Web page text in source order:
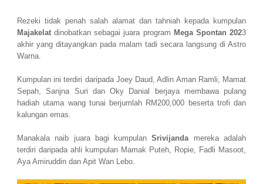
Rezeki tidak penah salah alamat dan tahniah kepada kumpulan
Majakelatdinobatkan sebagai juara program Mega Spontan 2023
akhir yang ditayangkan pada malam tadi secara langsung di Astro
Warna.
Kumpulan ini terdiri daripada Joey Daud, Adlin Aman Ramli, Mamat
Sepah, Sanjna Suri dan Oky Danial berjaya membawa pulang
hadiah utama wang tunai berjumlah RM200,000 beserta trofi dan
kalungan emas.
Manakala naib juara bagi kumpulanSrivijanda mereka adalah
terdiri daripada ahli kumpulan Mamak Puteh, Ropie, Fadli Masoot,
Aya Amiruddin dan Apit Wan Lebo.